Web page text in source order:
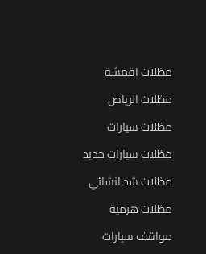
مظلات اقمشة
مظلات الرياض
مظلات سيارات
مظلات سيارات حديد
مظلات شد انشائي
مظلات هرمية
مواقف سيارات